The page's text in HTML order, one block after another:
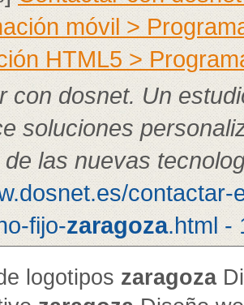
móvil >
HTML5 >
con dosnet. Un
soluciones
las nuevas
contactar-
fijo-zaragoza.html -
logotipos zaragoza